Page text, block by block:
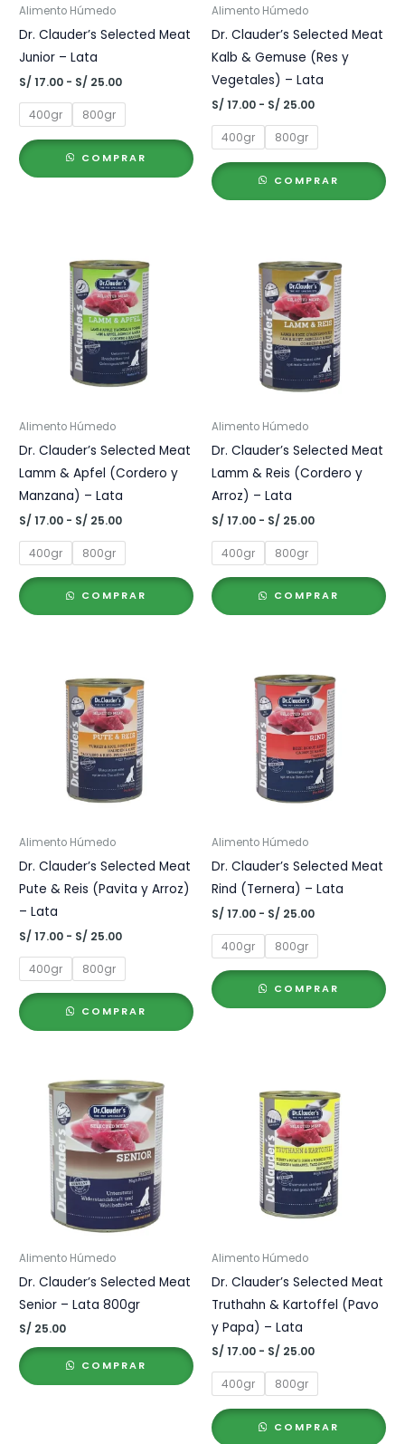
Alimento Húmedo
Dr. Clauder’s Selected Meat
Junior – Lata
S/ 17.00 - S/ 25.00Rango
desde
S/ 17.00
hasta
400gr 800gr
COMPRAR
Alimento Húmedo
Dr. Clauder’s Selected Meat
Kalb & Gemuse (Res y
Vegetales) – Lata
S/ 17.00 - S/ 25.00Rango
desde
S/ 17.00
hasta
400gr 800gr
COMPRAR
Alimento Húmedo
Dr. Clauder’s Selected Meat
Lamm & Apfel (Cordero y
Manzana) – Lata
S/ 17.00 - S/ 25.00Rango
desde
S/ 17.00
hasta
400gr 800gr
COMPRAR
Alimento Húmedo
Dr. Clauder’s Selected Meat
Lamm & Reis (Cordero y
Arroz) – Lata
S/ 17.00 - S/ 25.00Rango
desde
S/ 17.00
hasta
400gr 800gr
COMPRAR
Alimento Húmedo
Dr. Clauder’s Selected Meat
Pute & Reis (Pavita y Arroz)
– Lata
S/ 17.00 - S/ 25.00Rango
desde
S/ 17.00
hasta
400gr 800gr
COMPRAR
Alimento Húmedo
Dr. Clauder’s Selected Meat
Rind (Ternera) – Lata
S/ 17.00 - S/ 25.00Rango
desde
S/ 17.00
hasta
400gr 800gr
COMPRAR
Alimento Húmedo
Dr. Clauder’s Selected Meat
Senior – Lata 800gr
S/ 25.00
COMPRAR
Alimento Húmedo
Dr. Clauder’s Selected Meat
Truthahn & Kartoffel (Pavo
y Papa) – Lata
S/ 17.00 - S/ 25.00Rango
desde
S/ 17.00
hasta
400gr 800gr
COMPRAR